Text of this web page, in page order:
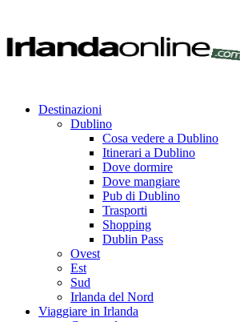
Destinazioni
Dublino
Cosa vedere a Dublino
Itinerari a Dublino
Dove dormire
Dove mangiare
Pub di Dublino
Trasporti
Shopping
Dublin Pass
Ovest
Est
Sud
Irlanda del Nord
Viaggiare in Irlanda